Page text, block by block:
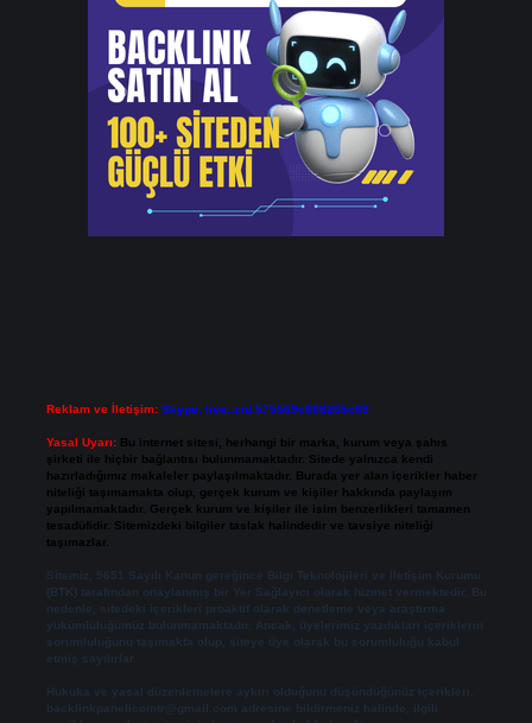
Reklam ve İletişim: Skype: live:.cid.575569c608265c69
Yasal Uyarı: Bu internet sitesi, herhangi bir marka, kurum veya şahıs
şirketi ile hiçbir bağlantısı bulunmamaktadır. Sitede yalnızca kendi
hazırladığımız makaleler paylaşılmaktadır. Burada yer alan içerikler haber
niteliği taşımamakta olup, gerçek kurum ve kişiler hakkında paylaşım
yapılmamaktadır. Gerçek kurum ve kişiler ile isim benzerlikleri tamamen
tesadüfidir. Sitemizdeki bilgiler taslak halindedir ve tavsiye niteliği
taşımazlar.
Sitemiz, 5651 Sayılı Kanun gereğince Bilgi Teknolojileri ve İletişim Kurumu
(BTK) tarafından onaylanmış bir Yer Sağlayıcı olarak hizmet vermektedir. Bu
nedenle, sitedeki içerikleri proaktif olarak denetleme veya araştırma
yükümlülüğümüz bulunmamaktadır. Ancak, üyelerimiz yazdıkları içeriklerin
sorumluluğunu taşımakta olup, siteye üye olarak bu sorumluluğu kabul
etmiş sayılırlar.
Hukuka ve yasal düzenlemelere aykırı olduğunu düşündüğünüz içerikleri,
backlinkpanelicomtr@gmail.com adresine bildirmeniz halinde, ilgili